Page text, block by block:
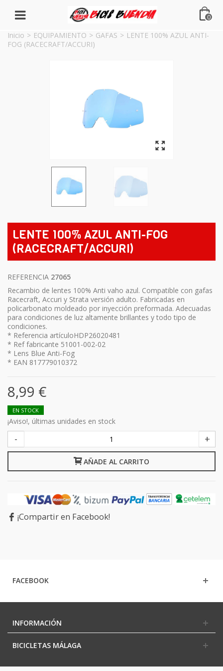
0
Inicio > EQUIPAMIENTO > GAFAS > LENTE 100% AZUL ANTI-
FOG (RACECRAFT/ACCURI)
LENTE 100% AZUL ANTI-FOG
(RACECRAFT/ACCURI)
REFERENCIA 27065
Recambio de lentes 100% Anti vaho azul. Compatible con gafas
Racecraft, Accuri y Strata versión adulto. Fabricadas en
policarbonato moldeado por inyección preformada. Adecuadas
para condiciones de luz altamente brillantes y todo tipo de
condiciones.
* Referencia artículoHDP26020481
* Ref fabricante 51001-002-02
* Lens Blue Anti-Fog
* EAN 817779010372
8,99 €
EN STOCK
¡Aviso!, últimas unidades en stock
- +
AÑADE AL CARRITO
¡Compartir en Facebook!
FACEBOOK
INFORMACIÓN
BICICLETAS MÁLAGA